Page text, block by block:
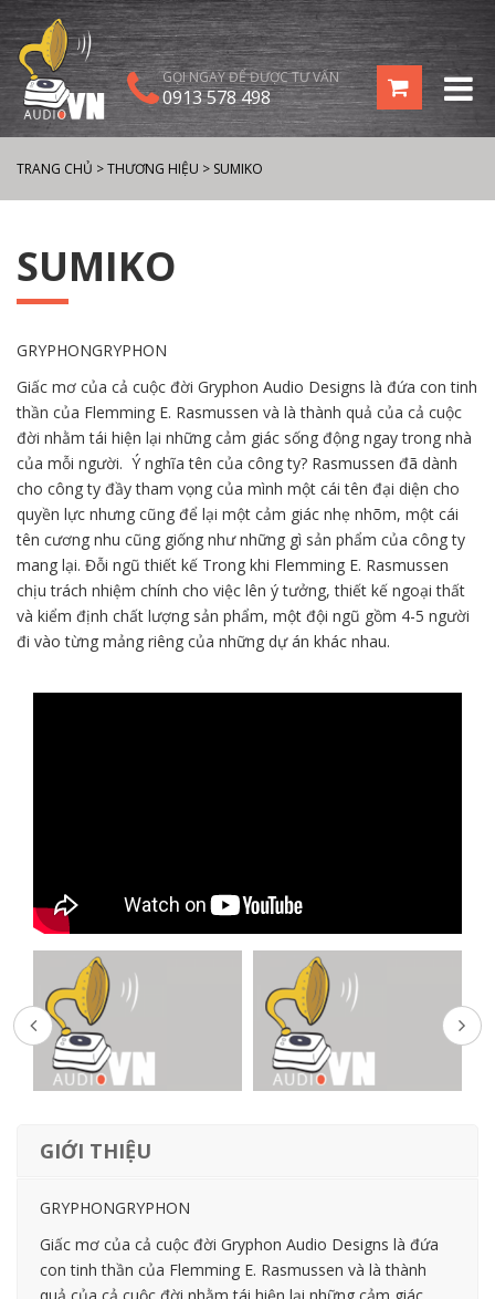
GỌI NGAY ĐỂ ĐƯỢC TƯ VẤN
0913 578 498
TRANG CHỦ >THƯƠNG HIỆU > SUMIKO
SUMIKO
GRYPHONGRYPHON
Giấc mơ của cả cuộc đời Gryphon Audio Designs là đứa con tinh
thần của Flemming E. Rasmussen và là thành quả của cả cuộc
đời nhằm tái hiện lại những cảm giác sống động ngay trong nhà
của mỗi người. Ý nghĩa tên của công ty? Rasmussen đã dành
cho công ty đầy tham vọng của mình một cái tên đại diện cho
quyền lực nhưng cũng để lại một cảm giác nhẹ nhõm, một cái
tên cương nhu cũng giống như những gì sản phẩm của công ty
mang lại. Đỗi ngũ thiết kế Trong khi Flemming E. Rasmussen
chịu trách nhiệm chính cho việc lên ý tưởng, thiết kế ngoại thất
và kiểm định chất lượng sản phẩm, một đội ngũ gồm 4-5 người
đi vào từng mảng riêng của những dự án khác nhau.
GIỚI THIỆU
GRYPHONGRYPHON
Giấc mơ của cả cuộc đời Gryphon Audio Designs là đứa
con tinh thần của Flemming E. Rasmussen và là thành
quả của cả cuộc đời nhằm tái hiện lại những cảm giác